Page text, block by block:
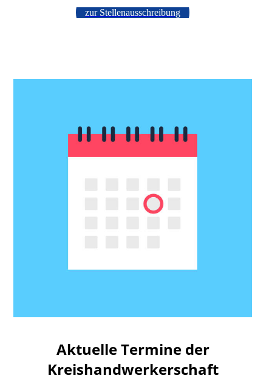
zur Stellenausschreibung
Aktuelle Termine der
Kreishandwerkerschaft